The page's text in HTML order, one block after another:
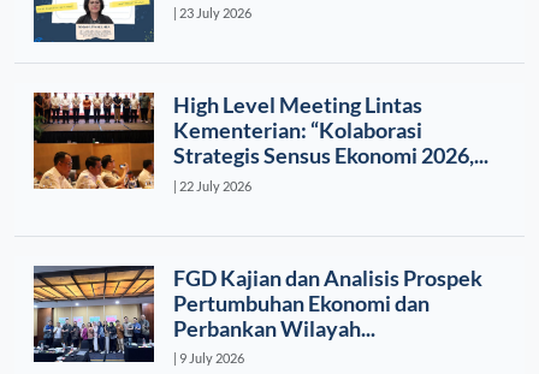
| 23 July 2026
High Level Meeting Lintas
Kementerian: “Kolaborasi
Strategis Sensus Ekonomi 2026,...
| 22 July 2026
FGD Kajian dan Analisis Prospek
Pertumbuhan Ekonomi dan
Perbankan Wilayah...
| 9 July 2026